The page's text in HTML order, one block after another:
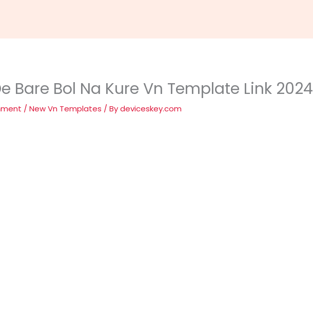
Bare Bol Na Kure Vn Template Link 2024
/New Vn Templates / Bydeviceskey.com